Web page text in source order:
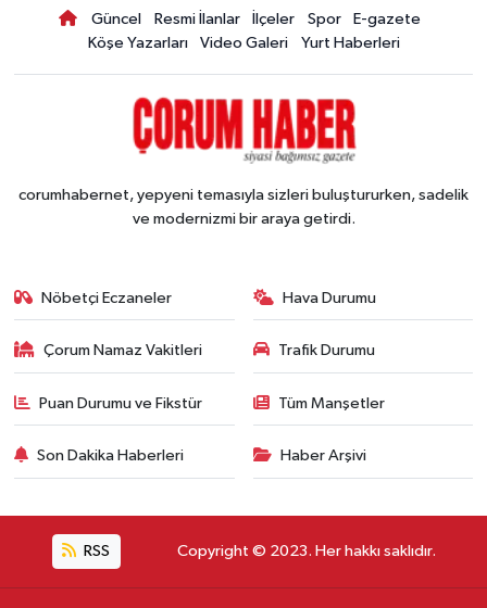
Güncel Resmi İlanlar İlçeler Spor
E-gazete
Köşe Yazarları
Video Galeri Yurt Haberleri
corumhabernet, yepyeni temasıyla sizleri buluştururken, sadelik
ve modernizmi bir araya getirdi.
Nöbetçi Eczaneler Hava Durumu
Çorum Namaz Vakitleri Trafik Durumu
Puan Durumu ve Fikstür Tüm Manşetler
Son Dakika Haberleri Haber Arşivi
RSS Copyright © 2023. Her hakkı saklıdır.